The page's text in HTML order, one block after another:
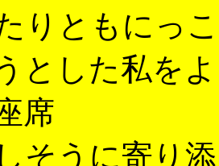
りともにっ
とした私を
席
そうに寄り